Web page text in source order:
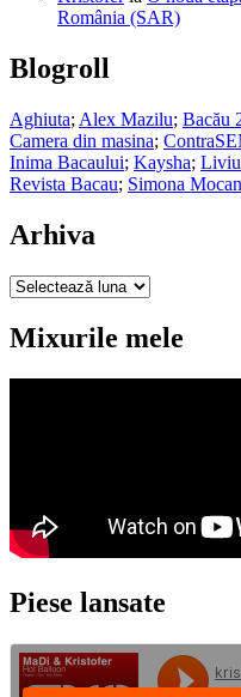
România (SAR)
Blogroll
Aghiuta; Alex Mazilu; Bacău
Camera din masina;
Inima Bacaului; Kaysha;
Revista Bacau; Simona
Arhiva
Arhiva
Mixurile mele
Piese lansate